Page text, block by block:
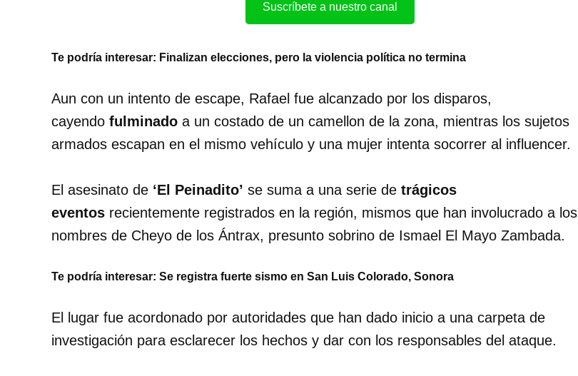
Suscríbete a nuestro canal
Te podría interesar: Finalizan elecciones, pero la violencia política no termina
Aun con un intento de escape, Rafael fue alcanzado por los disparos,
cayendo fulminado a un costado de un camellon de la zona, mientras los sujetos
armados escapan en el mismo vehículo y una mujer intenta socorrer al influencer.
El asesinato de ‘El Peinadito’ se suma a una serie de trágicos
eventos recientemente registrados en la región, mismos que han involucrado a los
nombres de Cheyo de los Ántrax, presunto sobrino de Ismael El Mayo Zambada.
Te podría interesar: Se registra fuerte sismo en San Luis Colorado, Sonora
El lugar fue acordonado por autoridades que han dado inicio a una carpeta de
investigación para esclarecer los hechos y dar con los responsables del ataque.